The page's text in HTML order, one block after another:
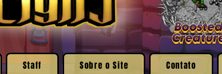
Staff Sobre o Site Contato